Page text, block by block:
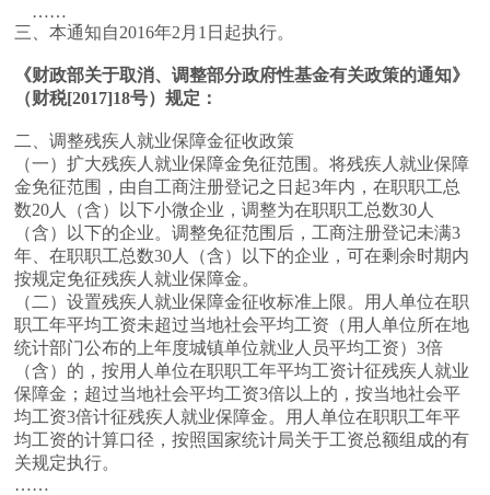
……
三、本通知自2016年2月1日起执行。
《财政部关于取消、调整部分政府性基金有关政策的通知》
（财税[2017]18号）规定：
二、调整残疾人就业保障金征收政策
（一）扩大残疾人就业保障金免征范围。将残疾人就业保障
金免征范围，由自工商注册登记之日起3年内，在职职工总
数20人（含）以下小微企业，调整为在职职工总数30人
（含）以下的企业。调整免征范围后，工商注册登记未满3
年、在职职工总数30人（含）以下的企业，可在剩余时期内
按规定免征残疾人就业保障金。
（二）设置残疾人就业保障金征收标准上限。用人单位在职
职工年平均工资未超过当地社会平均工资（用人单位所在地
统计部门公布的上年度城镇单位就业人员平均工资）3倍
（含）的，按用人单位在职职工年平均工资计征残疾人就业
保障金；超过当地社会平均工资3倍以上的，按当地社会平
均工资3倍计征残疾人就业保障金。用人单位在职职工年平
均工资的计算口径，按照国家统计局关于工资总额组成的有
关规定执行。
……